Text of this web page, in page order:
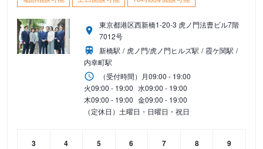
東京都港区西新橋1-20-3 虎ノ門法曹ビル7階
7012号
新橋駅
虎ノ門/虎ノ門ヒルズ駅
霞ケ関駅
内幸町駅
（受付時間） 月09:00 - 19:00
火09:00 - 19:00 水09:00 - 19:00
木09:00 - 19:00 金09:00 - 19:00
（定休日）土曜日・日曜日・祝日
3
4
5
6
7
8
9